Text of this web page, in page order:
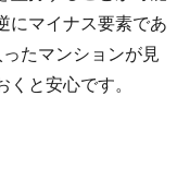
にマイナス要素であ
たマンションが見
と安心です。